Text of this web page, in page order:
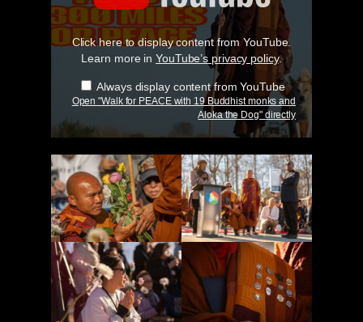
with
19
Buddhist
monksClick here to display content from YouTube.
Learn more inYouTube’s privacy policy.
Always display content from YouTube
Open "Walk for PEACE with 19 Buddhist monks and
Aloka the Dog" directly